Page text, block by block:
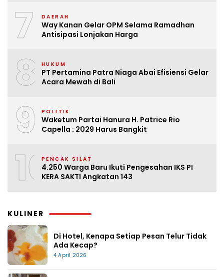
7 DAERAH
Way Kanan Gelar OPM Selama Ramadhan
Antisipasi Lonjakan Harga
8 HUKUM
PT Pertamina Patra Niaga Abai Efisiensi Gelar
Acara Mewah di Bali
9 POLITIK
Waketum Partai Hanura H. Patrice Rio
Capella : 2029 Harus Bangkit
10PENCAK SILAT
4.250 Warga Baru Ikuti Pengesahan IKS PI
KERA SAKTI Angkatan 143
KULINER
Di Hotel, Kenapa Setiap Pesan Telur Tidak
Ada Kecap?
4 April 2026